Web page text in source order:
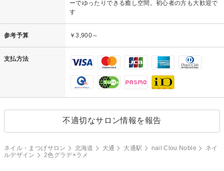
ーでゆったりできる癒し空間。初心者の方も大歓迎で
す
参考予算 ￥3,900～
支払方法
不適切なサロン情報を報告
ネイル・まつげサロン 北海道 大通 大通駅 nail Clou Noble
ネイ
ルデザイン
2色グラデ×ラメ